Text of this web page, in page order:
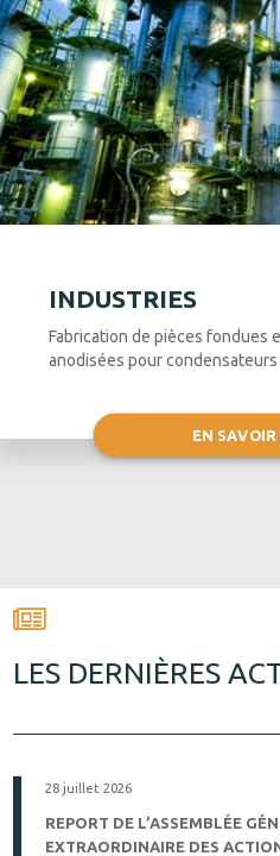
INDUSTRIES
Fabrication de pièces fondues
anodisées pour condensateurs
EN SAVOIR
LES DERNIÈRES
28 juillet 2026
REPORT DE L’ASSEMBLÉE
EXTRAORDINAIRE DES